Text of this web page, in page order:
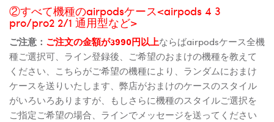
②すべて機種のairpodsケース<airpods 4 3
pro/pro2 2/1 通用型など>
ご注意： ご注文の金額が3990円以上ならばairpodsケース全機
種ご選択可、ライン登録後、ご希望のおまけの機種を教えて
ください、こちらがご希望の機種により、ランダムにおまけ
ケースを送りいたします、弊店がおまけのケースのスタイル
がいろいろありますが、もしさらに機種のスタイルご選択を
ご指定ご希望の場合、ラインでメッセージを送ってください